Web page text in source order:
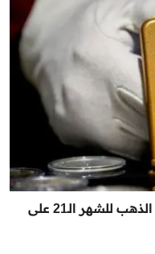
الصين تستمر في تعزيز احتياطيات الذهب للشهر الـ21 على